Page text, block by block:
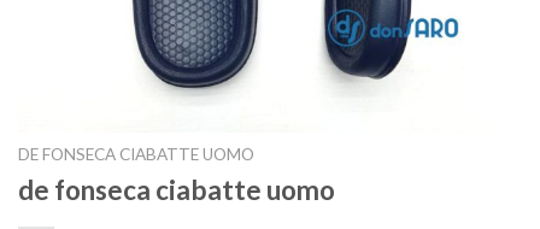
DE FONSECA CIABATTE UOMO
de fonseca ciabatte uomo